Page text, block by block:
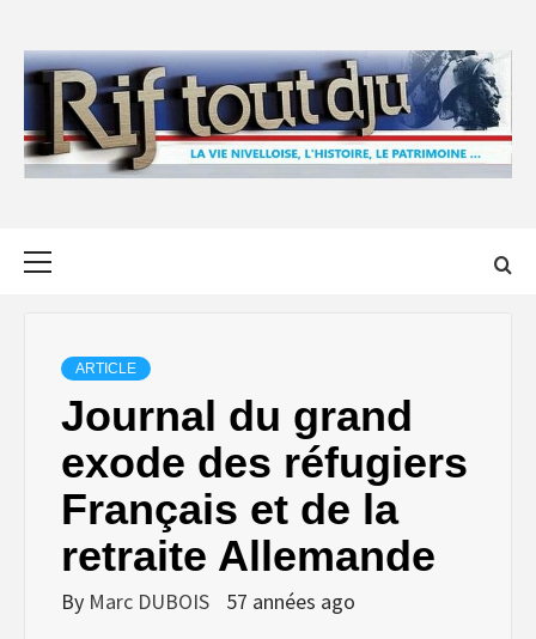
content
ARTICLE
Journal du grand
exode des réfugiers
Français et de la
retraite Allemande
By Marc DUBOIS 57 années ago